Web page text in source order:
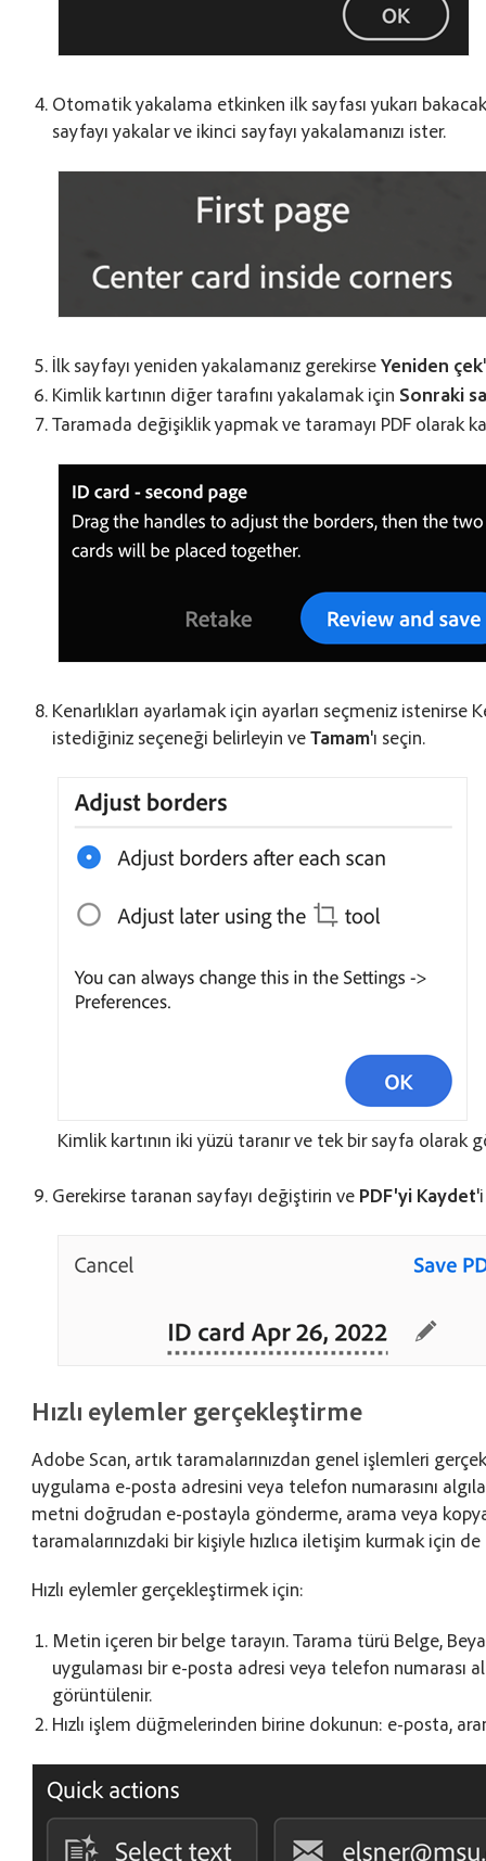
Otomatik yakalama etkinken ilk sayfası yukarı
sayfayı yakalar ve ikinci sayfayı yakalamanızı ister.
İlk sayfayı yeniden yakalamanız gerekirseYeniden çek
Kimlik kartının diğer tarafını yakalamak için Sonraki
Taramada değişiklik yapmak ve taramayı PDF olarak
Kenarlıkları ayarlamak için ayarları seçmeniz istenirse
istediğiniz seçeneği belirleyin veTamam'ı seçin.
Kimlik kartının iki yüzü taranır ve tek bir sayfa olarak
Gerekirse taranan sayfayı değiştirin ve PDF'yi Kaydet
Hızlı eylemler gerçekleştirme
Adobe Scan, artık taramalarınızdan genel işlemleri
uygulama e-posta adresini veya telefon numarasını
metni doğrudan e-postayla gönderme, arama veya
taramalarınızdaki bir kişiyle hızlıca iletişim kurmak için
Hızlı eylemler gerçekleştirmek için:
Metin içeren bir belge tarayın. Tarama türü Belge,
uygulaması bir e-posta adresi veya telefon numarası
görüntülenir.
Hızlı işlem düğmelerinden birine dokunun: e-posta,